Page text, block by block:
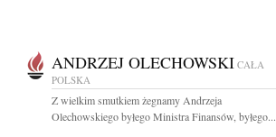
ANDRZEJ OLECHOWSKI CAŁA
POLSKA
Z wielkim smutkiem żegnamy Andrzeja
Olechowskiego byłego Ministra Finansów, byłego...